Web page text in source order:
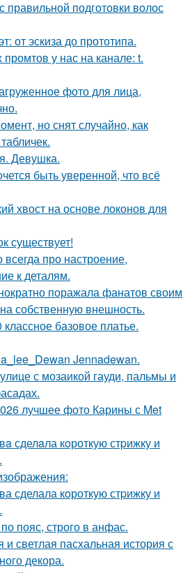
правильной подготовки волос
от эскиза до прототипа.
у нас на канале: t.
фото для лица,
но снят случайно, как
Девушка.
быть уверенной, что всё
хвост на основе локонов для
существует!
про настроение,
к деталям.
поражала фанатов своим
собственную внешность.
базовое платье.
Jennadewan.
с мозаикой гауди, пальмы и
лучшее фото Карины с Met
сделaла кoроткую стpижку и
сделала кoроткую стpижку и
пояс, строго в анфас.
светлая пасхальная история с
декора.